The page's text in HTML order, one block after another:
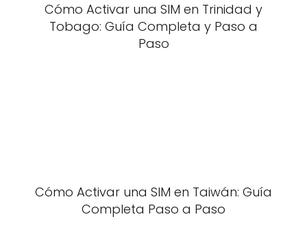
Cómo Activar una SIM en Trinidad y
Tobago: Guía Completa y Paso a
Paso
Cómo Activar una SIM en Taiwán: Guía
Completa Paso a Paso